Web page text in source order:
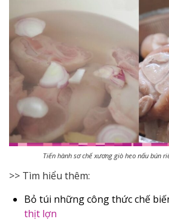
Tiến hành sơ chế xương giò heo nấu bún
>> Tìm hiểu thêm:
Bỏ túi những công thức chế
thịt lợn